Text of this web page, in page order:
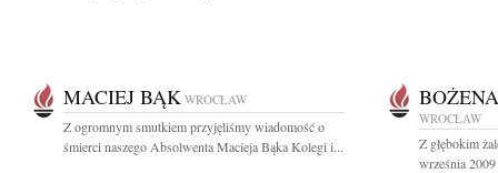
MACIEJ BĄK WROCŁAW
Z ogromnym smutkiem przyjęliśmy wiadomość o
śmierci naszego Absolwenta Macieja Bąka Kolegi i...
WROCŁAW
Z głębokim
września